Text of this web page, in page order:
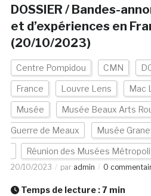
DOSSIER / Bandes-
et d’expériences en
(20/10/2023)
Centre Pompidou CMN
France Louvre Lens Mac
Musée Musée Beaux Arts
Guerre de Meaux Musée
Réunion des Musées
20/10/2023 par admin 0
Temps de lecture :7 min